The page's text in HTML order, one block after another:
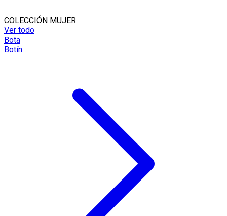
COLECCIÓN MUJER
Ver todo
Bota
Botín